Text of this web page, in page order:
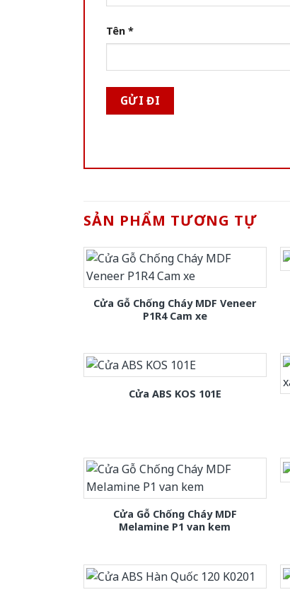
Tên *
SẢN PHẨM TƯƠNG TỰ
Cửa Gỗ Chống Cháy MDF Veneer
P1R4 Cam xe
Cửa ABS KOS 101E
Cửa Gỗ Chống Cháy MDF
Melamine P1 van kem